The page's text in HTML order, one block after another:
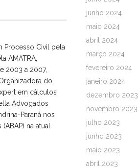
Processo Civil pela
AMATRA,
2003 a 2007,
do
em cálculos
Advogados
Paraná nos
na atual
junho 2024
maio 2024
abril 2024
março 2024
fevereiro 2024
janeiro 2024
dezembro 2023
novembro 2023
julho 2023
junho 2023
maio 2023
abril 2023